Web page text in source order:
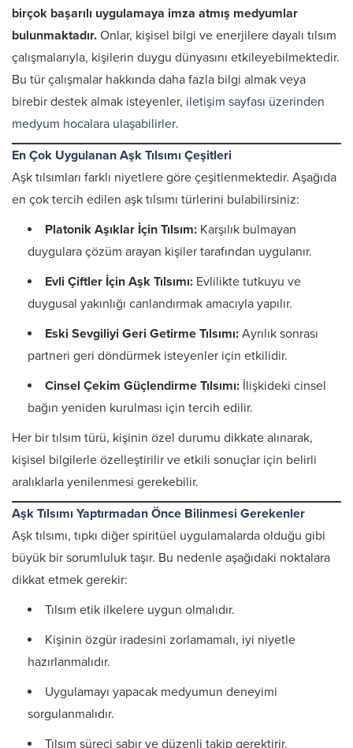
birçok başarılı uygulamaya imza atmış medyumlar
bulunmaktadır. Onlar, kişisel bilgi ve enerjilere dayalı tılsım
çalışmalarıyla, kişilerin duygu dünyasını etkileyebilmektedir.
Bu tür çalışmalar hakkında daha fazla bilgi almak veya
birebir destek almak isteyenler, iletişim sayfası üzerinden
medyum hocalara ulaşabilirler.
En Çok Uygulanan Aşk Tılsımı Çeşitleri
Aşk tılsımları farklı niyetlere göre çeşitlenmektedir. Aşağıda
en çok tercih edilen aşk tılsımı türlerini bulabilirsiniz:
Platonik Aşıklar İçin Tılsım: Karşılık bulmayan
duygulara çözüm arayan kişiler tarafından uygulanır.
Evli Çiftler İçin Aşk Tılsımı: Evlilikte tutkuyu ve
duygusal yakınlığı canlandırmak amacıyla yapılır.
Eski Sevgiliyi Geri Getirme Tılsımı: Ayrılık sonrası
partneri geri döndürmek isteyenler için etkilidir.
Cinsel Çekim Güçlendirme Tılsımı: İlişkideki cinsel
bağın yeniden kurulması için tercih edilir.
Her bir tılsım türü, kişinin özel durumu dikkate alınarak,
kişisel bilgilerle özelleştirilir ve etkili sonuçlar için belirli
aralıklarla yenilenmesi gerekebilir.
Aşk Tılsımı Yaptırmadan Önce Bilinmesi Gerekenler
Aşk tılsımı, tıpkı diğer spiritüel uygulamalarda olduğu gibi
büyük bir sorumluluk taşır. Bu nedenle aşağıdaki noktalara
dikkat etmek gerekir:
Tılsım etik ilkelere uygun olmalıdır.
Kişinin özgür iradesini zorlamamalı, iyi niyetle
hazırlanmalıdır.
Uygulamayı yapacak medyumun deneyimi
sorgulanmalıdır.
Tılsım süreci sabır ve düzenli takip gerektirir.